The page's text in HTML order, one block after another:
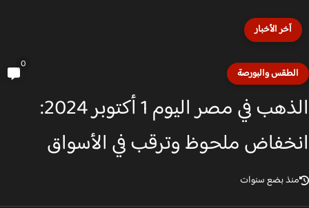
آخر الأخبار
والبورصة
الذهب في مصر اليوم 1 أكتوبر 2024:
ملحوظ وترقب في الأسواق
بضع سنوات